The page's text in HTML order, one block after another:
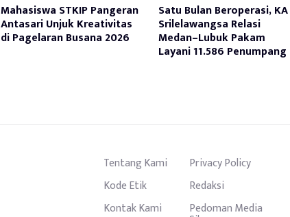
Mahasiswa STKIP Pangeran
Antasari Unjuk Kreativitas
di Pagelaran Busana 2026
Satu Bulan Beroperasi, KA
Srilelawangsa Relasi
Medan–Lubuk Pakam
Layani 11.586 Penumpang
Tentang Kami
Privacy Policy
Kode Etik
Redaksi
Kontak Kami
Pedoman Media